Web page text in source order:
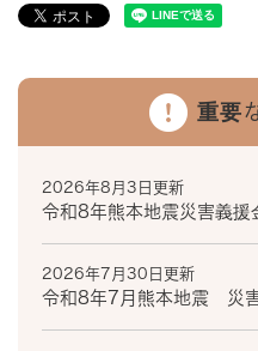
重要
2026年8月3日更新
令和8年熊本地震災害義援
2026年7月30日更新
令和8年7月熊本地震 災